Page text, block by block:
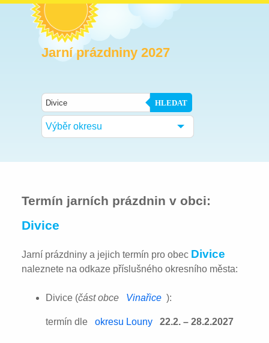
Jarní prázdniny 2027
HLEDAT
Výběr okresu
Termín jarních prázdnin v obci:
Divice
Jarní prázdniny a jejich termín pro obec Divice
naleznete na odkaze příslušného okresního města:
Divice (část obce Vinařice ):
termín dle okresu Louny 22.2. – 28.2.2027